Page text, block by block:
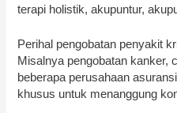
terapi holistik, akupuntur,
Perihal pengobatan penyakit
Misalnya pengobatan kanker,
beberapa perusahaan
khusus untuk menanggung